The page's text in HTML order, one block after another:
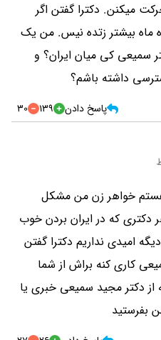
میکنن. دکترا گفتن اگر
ماه بیشتر زتده نیس. من یک
سمیعی کی میان ایران؟ و
داشته باشم؟
پاسخ دادن 139
30
هستم خواهر زن من مشکل
پیش هر دکتری که در ایران بردن خوب
امیدی نداریم دکترا گفتن
کاری کنه براش از شما
از دکتر مجید سمیعی خبری یا
بفرستید